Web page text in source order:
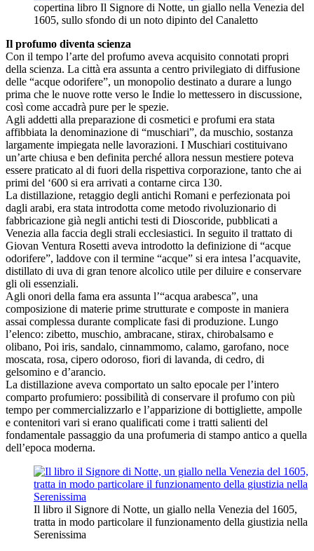
copertina libro Il Signore di Notte, un giallo nella Venezia del
1605, sullo sfondo di un noto dipinto del Canaletto
Il profumo diventa scienza
Con il tempo l’arte del profumo aveva acquisito connotati propri
della scienza. La città era assunta a centro privilegiato di diffusione
delle “acque odorifere”, un monopolio destinato a durare a lungo
prima che le nuove rotte verso le Indie lo mettessero in discussione,
così come accadrà pure per le spezie.
Agli addetti alla preparazione di cosmetici e profumi era stata
affibbiata la denominazione di “muschiari”, da muschio, sostanza
largamente impiegata nelle lavorazioni. I Muschiari costituivano
un’arte chiusa e ben definita perché allora nessun mestiere poteva
essere praticato al di fuori della rispettiva corporazione, tanto che ai
primi del ‘600 si era arrivati a contarne circa 130.
La distillazione, retaggio degli antichi Romani e perfezionata poi
dagli arabi, era stata introdotta come metodo rivoluzionario di
fabbricazione già negli antichi testi di Dioscoride, pubblicati a
Venezia alla faccia degli strali ecclesiastici. In seguito il trattato di
Giovan Ventura Rosetti aveva introdotto la definizione di “acque
odorifere”, laddove con il termine “acque” si era intesa l’acquavite,
distillato di uva di gran tenore alcolico utile per diluire e conservare
gli oli essenziali.
Agli onori della fama era assunta l’“acqua arabesca”, una
composizione di materie prime strutturate e composte in maniera
assai complessa durante complicate fasi di produzione. Lungo
l’elenco: zibetto, muschio, ambracane, stirax, chirobalsamo e
olibano, Poi iris, sandalo, cinnammomo, calamo, garofano, noce
moscata, rosa, cipero odoroso, fiori di lavanda, di cedro, di
gelsomino e d’arancio.
La distillazione aveva comportato un salto epocale per l’intero
comparto profumiero: possibilità di conservare il profumo con più
tempo per commercializzarlo e l’apparizione di bottigliette, ampolle
e contenitori vari si erano qualificati come i tratti salienti del
fondamentale passaggio da una profumeria di stampo antico a quella
dell’epoca moderna.
Il libro il Signore di Notte, un giallo nella Venezia del 1605,
tratta in modo particolare il funzionamento della giustizia nella
Serenissima